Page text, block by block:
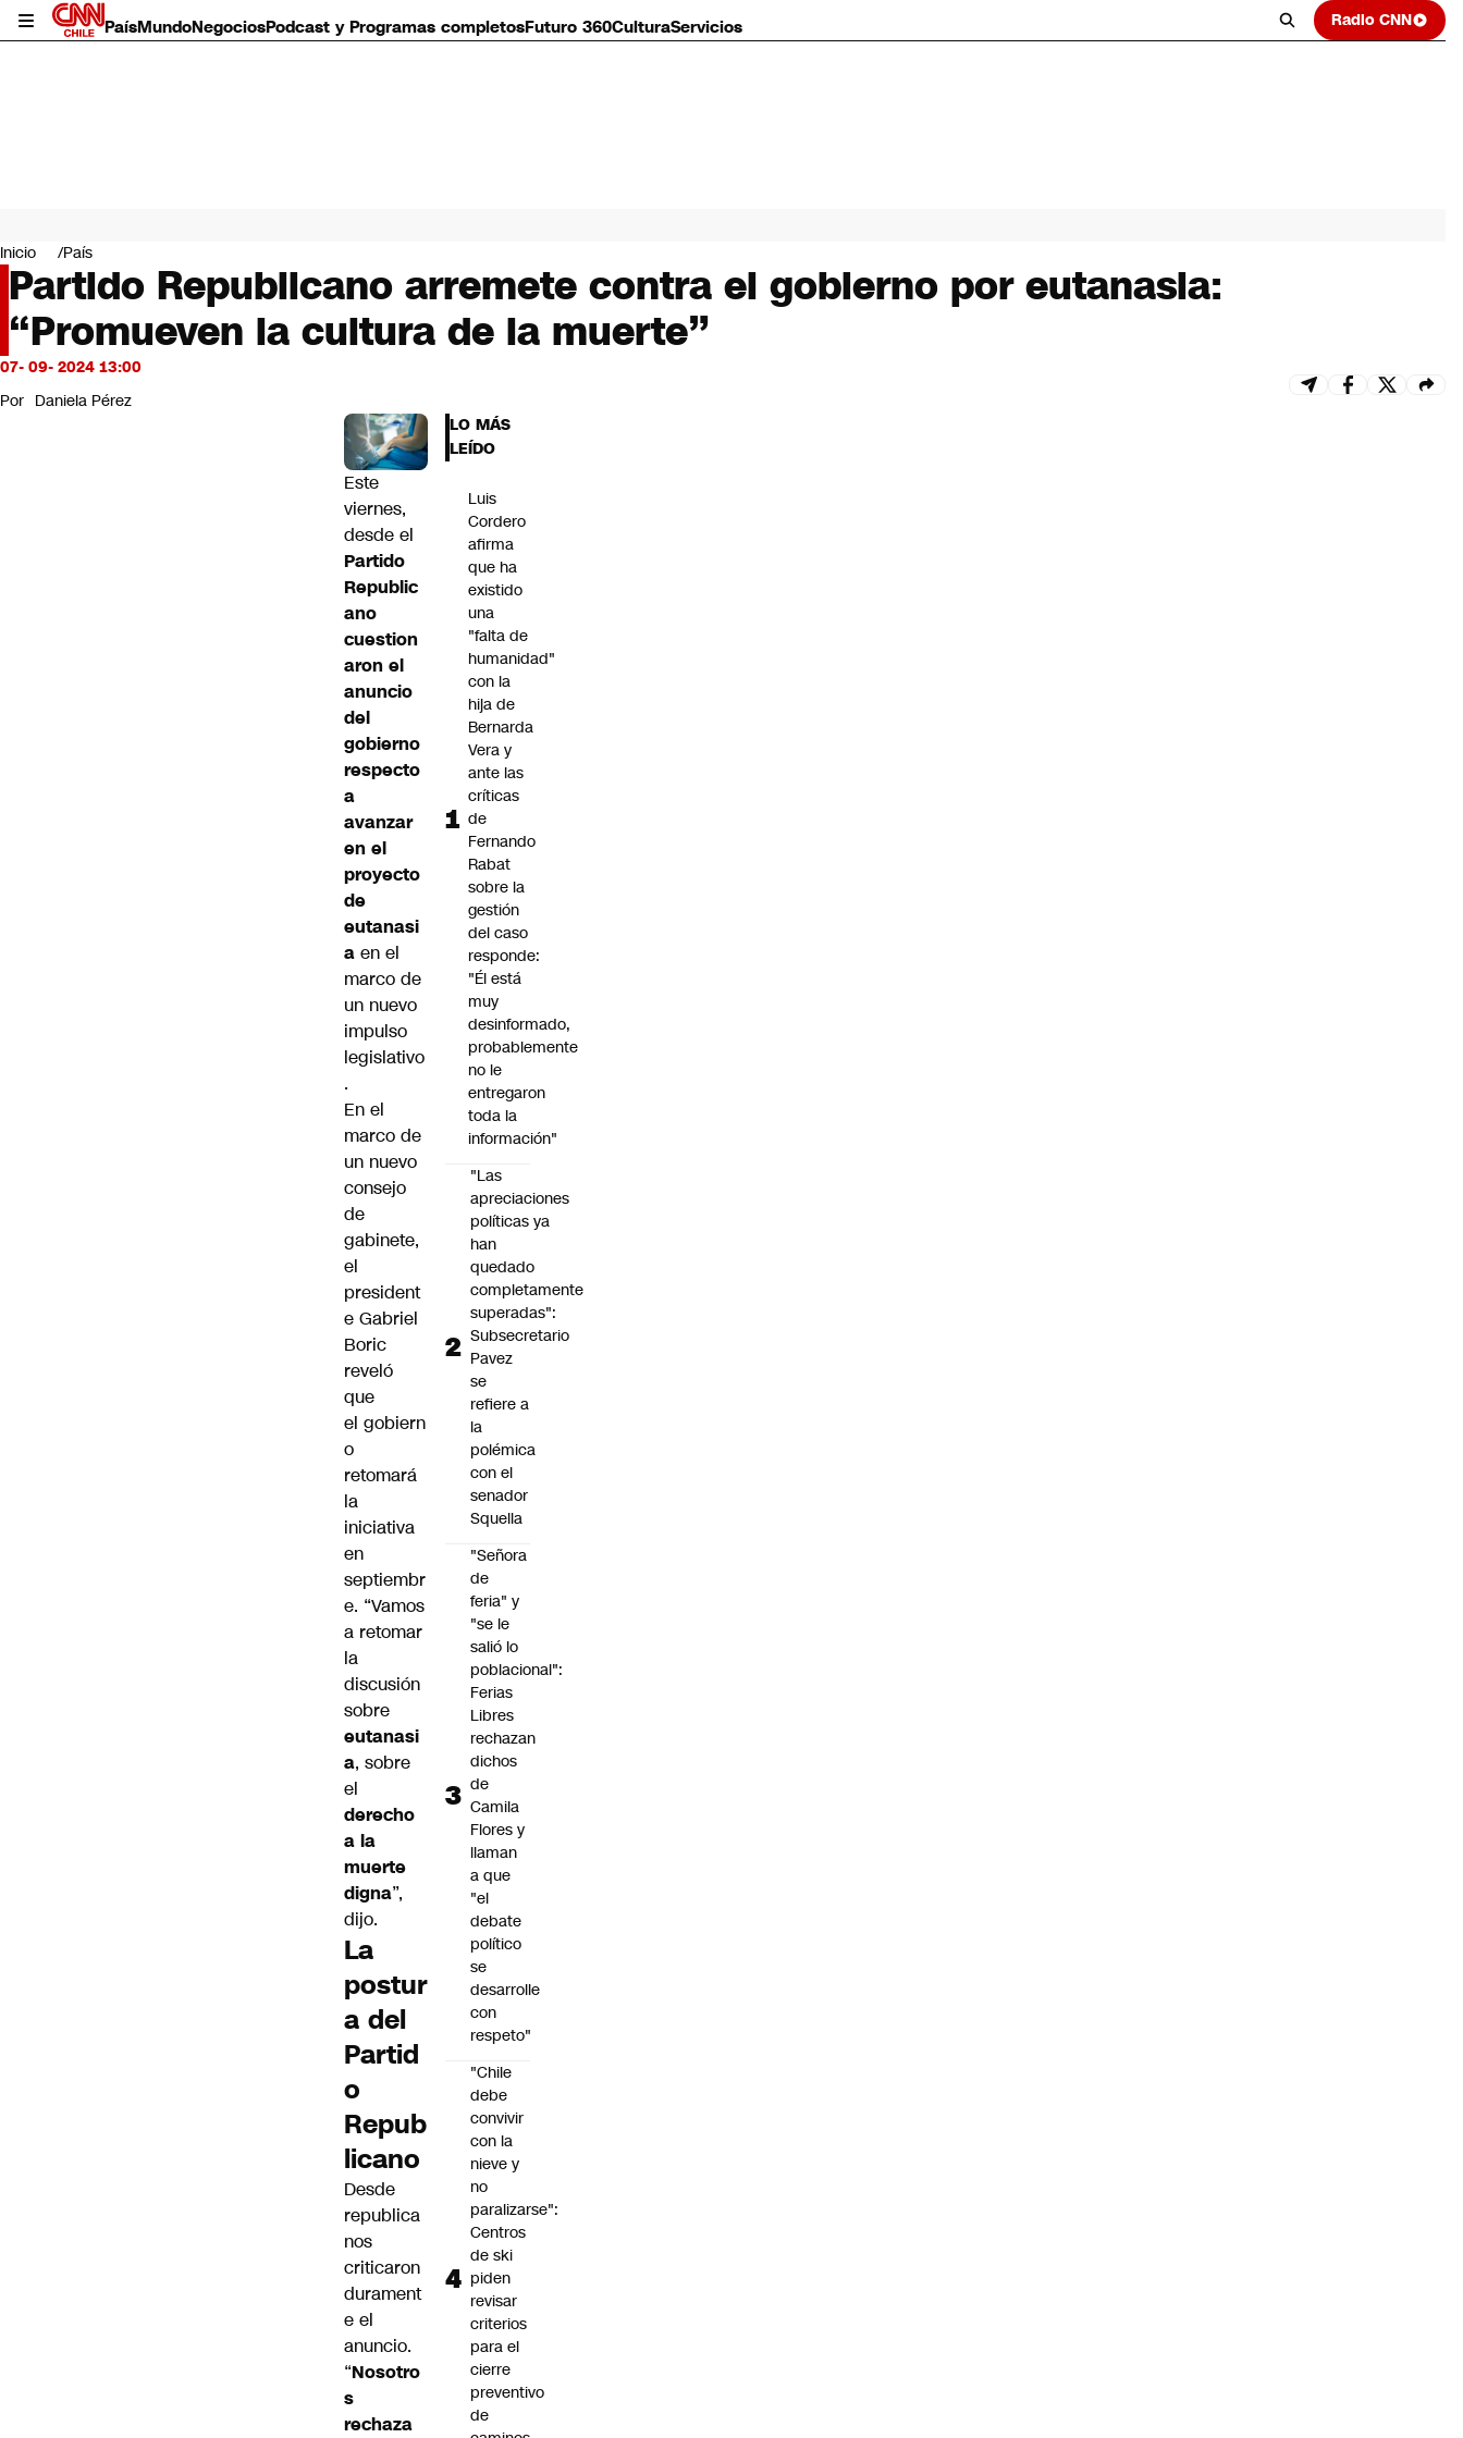
PaísMundoNegociosPodcast y Programas completosFuturo 360CulturaServicios Radio CNN
Mundo
Negocios
Deportes
Programas completos
Cultura
Servicios
Bits
CNN Data
Inicio País
Partido Republicano arremete contra el gobierno por eutanasia:
“Promueven la cultura de la muerte”
07- 09- 2024 13:00
Por Daniela Pérez
Este
viernes,
desde el
Partido
Republic
ano
cuestion
aron el
anuncio
del
gobierno
respecto
a
avanzar
en el
proyecto
de
eutanasi
a en el
marco de
un nuevo
impulso
legislativo
.
En el
marco de
un nuevo
consejo
de
gabinete,
el
president
e Gabriel
Boric
reveló
que
el gobiern
o
retomará
la
iniciativa
en
septiembr
e. “Vamos
a retomar
la
discusión
sobre
eutanasi
a, sobre
el
derecho
a la
muerte
digna”,
dijo.
La
postur
a del
Partid
o
Repub
licano
Desde
republica
nos
criticaron
durament
e el
anuncio.
“Nosotro
s
rechaza
LO MÁS
LEÍDO
Luis
Cordero
afirma
que ha
existido
una
"falta de
humanidad"
con la
hija de
Bernarda
Vera y
ante las
críticas
de
Fernando
Rabat
sobre la
gestión
del caso
responde:
"Él está
muy
desinformado,
probablemente
no le
entregaron
toda la
información"
"Las
apreciaciones
políticas ya
han
quedado
completamente
superadas":
Subsecretario
Pavez
se
refiere a
la
polémica
con el
senador
Squella
"Señora
de
feria" y
"se le
salió lo
poblacional":
Ferias
Libres
rechazan
dichos
de
Camila
Flores y
llaman
a que
"el
debate
político
se
desarrolle
con
respeto"
"Chile
debe
convivir
con la
nieve y
no
paralizarse":
Centros
de ski
piden
revisar
criterios
para el
cierre
preventivo
de